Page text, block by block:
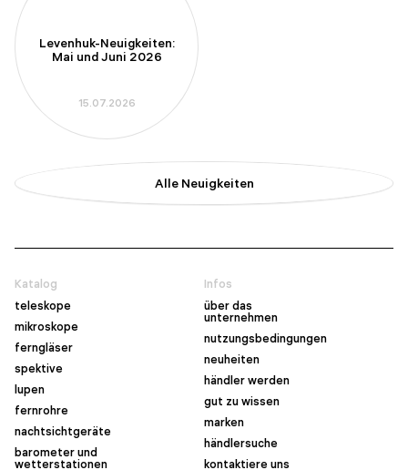
Levenhuk-Neuigkeiten:
Mai und Juni 2026
15.07.2026
Alle Neuigkeiten
Katalog
teleskope
mikroskope
ferngläser
spektive
lupen
fernrohre
nachtsichtgeräte
barometer und
wetterstationen
Infos
über das
unternehmen
nutzungsbedingungen
neuheiten
händler werden
gut zu wissen
marken
händlersuche
kontaktiere uns